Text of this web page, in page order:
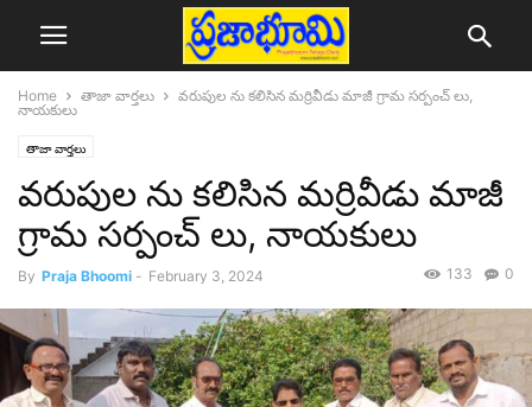
Home తాజా వార్తలు
వరుపుల ను కలిసిన మర్రివీడు మాజీ గ్రామ సర్పంచ్ లు,
నాయకులు
తాజా వార్తలు
వరుపుల ను కలిసిన మర్రివీడు మాజీ
గ్రామ సర్పంచ్ లు, నాయకులు
By Praja Bhoomi - February 3, 2024 0
133